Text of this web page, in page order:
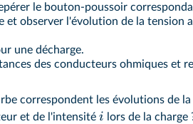
le bouton‑poussoir
et observer l'évolution de la tension
une décharge.
des conducteurs ohmiques et
correspondent les évolutions de
et de l'intensité i lors de la charge